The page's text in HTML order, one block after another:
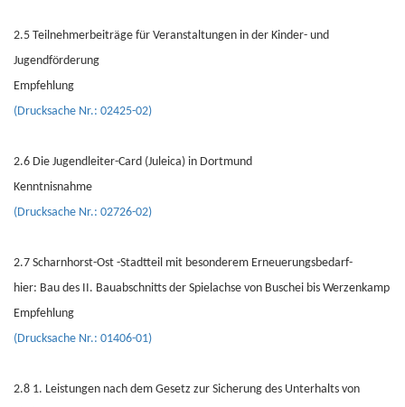
2.5 Teilnehmerbeiträge für Veranstaltungen in der Kinder- und
Jugendförderung
Empfehlung
(Drucksache Nr.: 02425-02)
2.6 Die Jugendleiter-Card (Juleica) in Dortmund
Kenntnisnahme
(Drucksache Nr.: 02726-02)
2.7 Scharnhorst-Ost -Stadtteil mit besonderem Erneuerungsbedarf-
hier: Bau des II. Bauabschnitts der Spielachse von Buschei bis Werzenkamp
Empfehlung
(Drucksache Nr.: 01406-01)
2.8 1. Leistungen nach dem Gesetz zur Sicherung des Unterhalts von